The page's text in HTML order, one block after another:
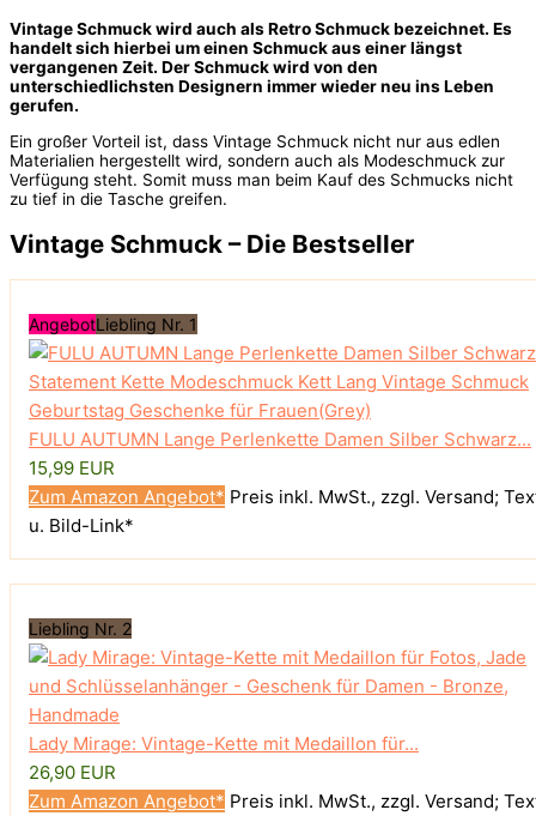
Vintage Schmuck wird auch als Retro Schmuck bezeichnet. Es
handelt sich hierbei um einen Schmuck aus einer längst
vergangenen Zeit. Der Schmuck wird von den
unterschiedlichsten Designern immer wieder neu ins Leben
gerufen.
Ein großer Vorteil ist, dass Vintage Schmuck nicht nur aus edlen
Materialien hergestellt wird, sondern auch als Modeschmuck zur
Verfügung steht. Somit muss man beim Kauf des Schmucks nicht
zu tief in die Tasche greifen.
Vintage Schmuck – Die Bestseller
AngebotLiebling Nr. 1
FULU AUTUMN Lange Perlenkette Damen Silber Schwarz...
15,99 EUR
Zum Amazon Angebot* Preis inkl. MwSt., zzgl. Versand;
u. Bild-Link*
Liebling Nr. 2
Lady Mirage: Vintage-Kette mit Medaillon für...
26,90 EUR
Zum Amazon Angebot* Preis inkl. MwSt., zzgl. Versand;